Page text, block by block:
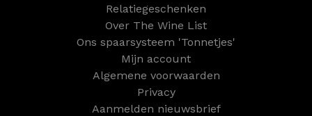
Relatiegeschenken
Over The Wine List
Ons spaarsysteem 'Tonnetjes'
Mijn account
Algemene voorwaarden
Privacy
Aanmelden nieuwsbrief